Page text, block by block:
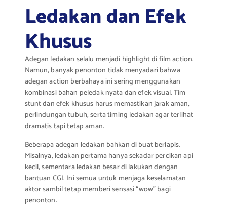
Ledakan dan Efek
Khusus
Adegan ledakan selalu menjadi highlight di film action.
Namun, banyak penonton tidak menyadari bahwa
adegan action berbahaya ini sering menggunakan
kombinasi bahan peledak nyata dan efek visual. Tim
stunt dan efek khusus harus memastikan jarak aman,
perlindungan tubuh, serta timing ledakan agar terlihat
dramatis tapi tetap aman.
Beberapa adegan ledakan bahkan di buat berlapis.
Misalnya, ledakan pertama hanya sekadar percikan api
kecil, sementara ledakan besar di lakukan dengan
bantuan CGI. Ini semua untuk menjaga keselamatan
aktor sambil tetap memberi sensasi “wow” bagi
penonton.